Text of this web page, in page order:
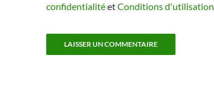
confidentialitéetConditions d'utilisation